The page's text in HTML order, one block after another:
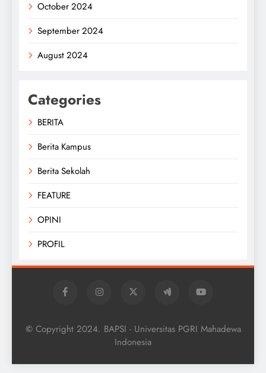
October 2024
September 2024
August 2024
Categories
BERITA
Berita Kampus
Berita Sekolah
FEATURE
OPINI
PROFIL
© Copyright 2024. BAPSI - Universitas PGRI Mahadewa
Indonesia